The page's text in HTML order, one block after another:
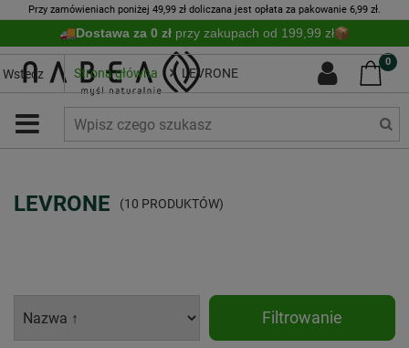
Przy zamówieniach poniżej 49,99 zł doliczana jest opłata za pakowanie 6,99 zł.
Dostawa za 0 zł przy zakupach od 199,99 zł
0
Wstecz Strona główna LEVRONE
LEVRONE (10 PRODUKTÓW)
Filtrowanie